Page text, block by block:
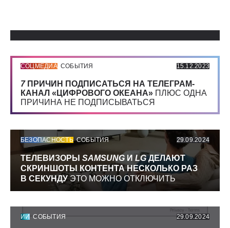
СОЦМЕДИА СОБЫТИЯ 15.12.2023
7 ПРИЧИН ПОДПИСАТЬСЯ НА ТЕЛЕГРАМ-
КАНАЛ «ЦИФРОВОГО ОКЕАНА» ПЛЮС ОДНА
ПРИЧИНА НЕ ПОДПИСЫВАТЬСЯ
БЕЗОПАСНОСТЬ СОБЫТИЯ 29.09.2024
ТЕЛЕВИЗОРЫ SAMSUNG И LGДЕЛАЮТ
СКРИНШОТЫ КОНТЕНТА НЕСКОЛЬКО РАЗ
В СЕКУНДУЭТО МОЖНО ОТКЛЮЧИТЬ
ИИ СОБЫТИЯ 29.09.2024